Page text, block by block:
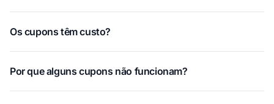
Os cupons têm custo?
Por que alguns cupons não funcionam?